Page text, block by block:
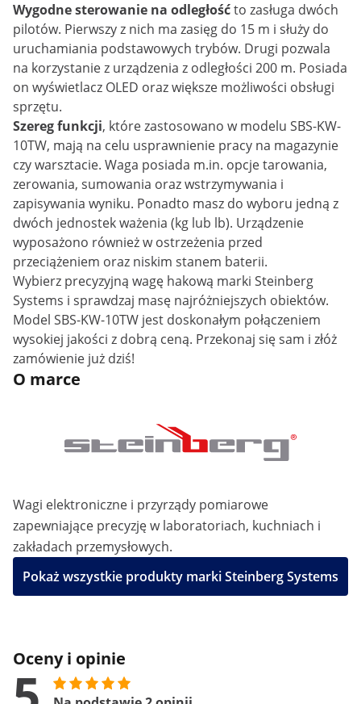
Wygodne sterowanie na odległośćto zasługa dwóch
pilotów. Pierwszy z nich ma zasięg do 15 m i służy do
uruchamiania podstawowych trybów. Drugi pozwala
na korzystanie z urządzenia z odległości 200 m. Posiada
on wyświetlacz OLED oraz większe możliwości obsługi
sprzętu.
Szereg funkcji, które zastosowano w modelu SBS-KW-
10TW, mają na celu usprawnienie pracy na magazynie
czy warsztacie. Waga posiada m.in. opcje tarowania,
zerowania, sumowania oraz wstrzymywania i
zapisywania wyniku. Ponadto masz do wyboru jedną z
dwóch jednostek ważenia (kg lub lb). Urządzenie
wyposażono również w ostrzeżenia przed
przeciążeniem oraz niskim stanem baterii.
Wybierz precyzyjną wagę hakową marki Steinberg
Systems i sprawdzaj masę najróżniejszych obiektów.
Model SBS-KW-10TW jest doskonałym połączeniem
wysokiej jakości z dobrą ceną. Przekonaj się sam i złóż
zamówienie już dziś!
O marce
Wagi elektroniczne i przyrządy pomiarowe
zapewniające precyzję w laboratoriach, kuchniach i
zakładach przemysłowych.
Pokaż wszystkie produkty marki Steinberg Systems
Oceny i opinie